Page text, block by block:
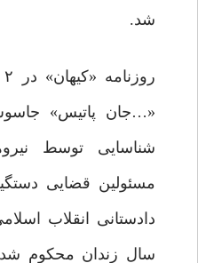
شد.
«…جان پاتیس»
شناسایی توسط
مسئولین قضایی
دادستانی انقلاب